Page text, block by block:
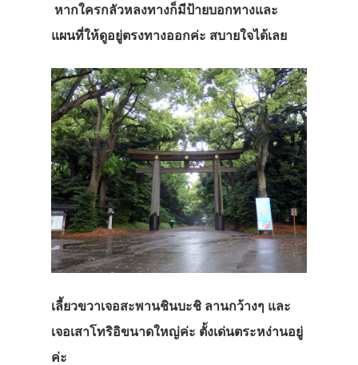
หากใครกลัวหลงทางก็มีป้ายบอกทางและ
แผนที่ให้ดูอยู่ตรงทางออกค่ะ สบายใจได้เลย
เลี้ยวขวาเจอสะพานชินบะชิ ลานกว้างๆ และ
เจอเสาโทริอิขนาดใหญ่ค่ะ ตั้งเด่นตระหง่านอยู่
ค่ะ